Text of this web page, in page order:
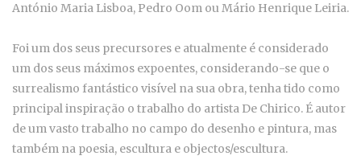
António Maria Lisboa, Pedro Oom ou Mário Henrique Leiria.
Foi um dos seus precursores e atualmente é considerado
um dos seus máximos expoentes, considerando-se que o
surrealismo fantástico visível na sua obra, tenha tido como
principal inspiração o trabalho do artista De Chirico. É autor
de um vasto trabalho no campo do desenho e pintura, mas
também na poesia, escultura e objectos/escultura.